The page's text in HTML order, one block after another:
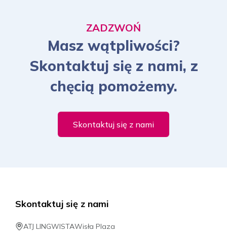
ZADZWOŃ
Masz wątpliwości?
Skontaktuj się z nami, z
chęcią pomożemy.
Skontaktuj się z nami
Skontaktuj się z nami
ATJ LINGWISTAWisła Plaza